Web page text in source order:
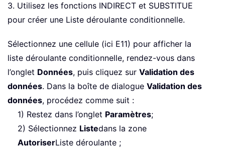
3. Utilisez les fonctions INDIRECT et SUBSTITUE
pour créer une Liste déroulante conditionnelle.
Sélectionnez une cellule (ici E11) pour afficher la
liste déroulante conditionnelle, rendez-vous dans
l’onglet Données, puis cliquez sur Validation des
données. Dans la boîte de dialogue Validation des
données, procédez comme suit :
1) Restez dans l’onglet Paramètres;
2) Sélectionnez Listedans la zone
AutoriserListe déroulante ;